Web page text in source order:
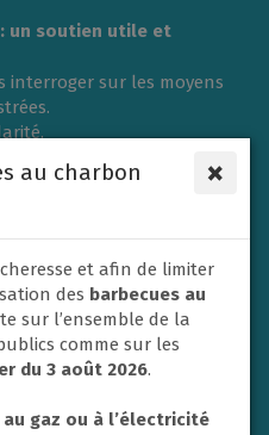
un soutien utile et
interroger sur les moyens
importante et doit
sur place.
à la Protection civile en
afin de contribuer
à l’aide apportée aux
dans ce sens par la ville
En effet, les soutiens
les autorités afin de
×
au charbon
et afin de limiter
des barbecues au
sur l’ensemble de la
comme sur les
du 3 août 2026.
au gaz ou à l’électricité